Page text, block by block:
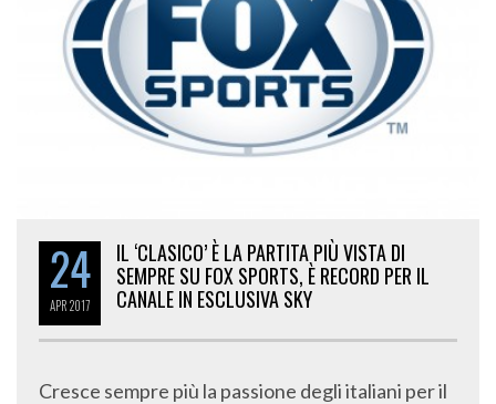
24
APR2017
IL ‘CLASICO’ È LA PARTITA PIÙ VISTA DI
SEMPRE SU FOX SPORTS, È RECORD PER IL
CANALE IN ESCLUSIVA SKY
Cresce sempre più la passione degli italiani per il